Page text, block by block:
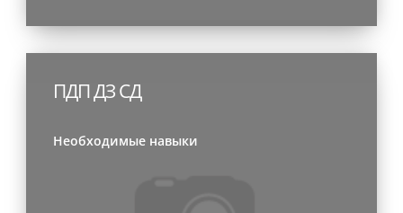
ПДП ДЗ СД
Необходимые навыки